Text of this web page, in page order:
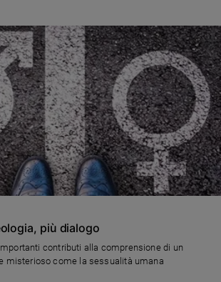
più dialogo
contributi alla comprensione di un
misterioso come la sessualità umana